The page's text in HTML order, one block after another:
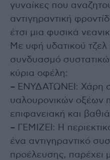
γυναίκες που
αντιγηραντική
έτσι μια φυσικά
Με υφή υδατικού τζελ
συνδυασμό
κύρια οφέλη:
– ΕΝΥΔΑΤΩΝΕΙ: Χάρη
υαλουρονικών οξέων
επιφανειακή και
– ΓΕΜΙΖΕΙ: Η
ένα αντιγηραντικό
προέλευσης, παρέχει